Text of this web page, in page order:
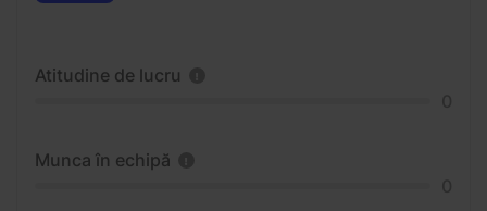
Atitudine de lucru
Munca în echipă